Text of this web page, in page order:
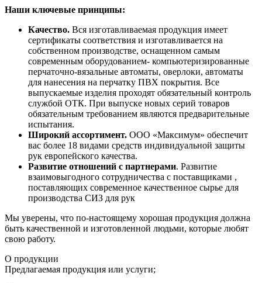
Наши ключевые принципы:
Качество. Вся изготавливаемая продукция имеет
сертификаты соответствия и изготавливается на
собственном производстве, оснащенном самым
современным оборудованием- компьютеризированные
перчаточно-вязальные автоматы, оверлоки, автоматы
для нанесения на перчатку ПВХ покрытия. Все
выпускаемые изделия проходят обязательный контроль
службой ОТК. При выпуске новых серий товаров
обязательным требованием являются предварительные
испытания.
Широкий ассортимент. ООО «Максимум» обеспечит
вас более 18 видами средств индивидуальной защиты
рук европейского качества.
Развитие отношений с партнерами. Развитие
взаимовыгодного сотрудничества с поставщиками ,
поставляющих современное качественное сырье для
производства СИЗ для рук
Мы уверены, что по-настоящему хорошая продукция должна
быть качественной и изготовленной людьми, которые любят
свою работу.
О продукции
Предлагаемая продукция или услуги;